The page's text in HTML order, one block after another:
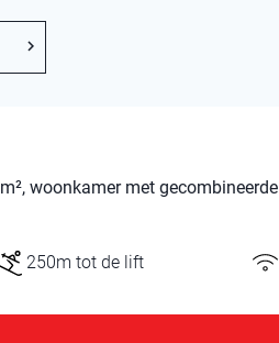
woonkamer met gecombineerde
250m tot de lift